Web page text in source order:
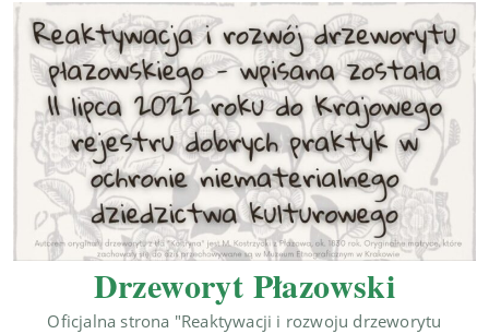
Drzeworyt Płazowski
Oficjalna strona "Reaktywacji i rozwoju drzeworytu